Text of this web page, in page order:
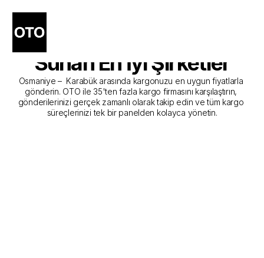
Osmaniye - Karabük
Kargo Gönderim Hizmeti
Sunan En İyi Şirketler
Osmaniye –  Karabük arasında kargonuzu en uygun fiyatlarla
gönderin. OTO ile 35'ten fazla kargo firmasını karşılaştırın,
gönderilerinizi gerçek zamanlı olarak takip edin ve tüm kargo
süreçlerinizi tek bir panelden kolayca yönetin.